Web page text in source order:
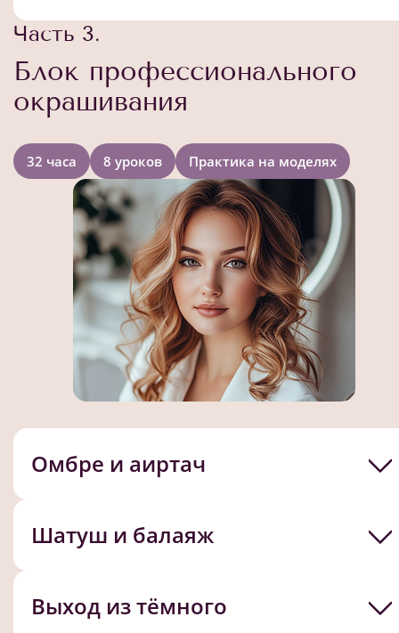
Часть 3.
Блок профессионального
окрашивания
32 часа 8 уроков Практика на моделях
Омбре и аиртач
Шатуш и балаяж
Выход из тёмного